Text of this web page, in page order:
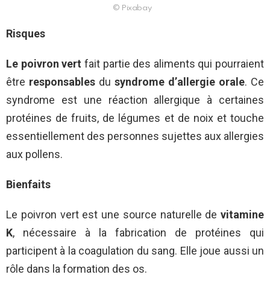
© Pixabay
Risques
Le poivron vert fait partie des aliments qui pourraient
être responsables du syndrome d’allergie orale. Ce
syndrome est une réaction allergique à certaines
protéines de fruits, de légumes et de noix et touche
essentiellement des personnes sujettes aux allergies
aux pollens.
Bienfaits
Le poivron vert est une source naturelle de vitamine
K, nécessaire à la fabrication de protéines qui
participent à la coagulation du sang. Elle joue aussi un
rôle dans la formation des os.